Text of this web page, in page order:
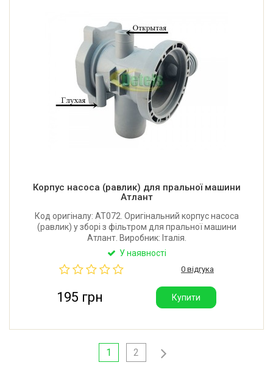
Корпус насоса (равлик) для пральної машини
Атлант
Код оригіналу: AT072. Оригінальний корпус насоса
(равлик) у зборі з фільтром для пральної машини
Атлант. Виробник: Італія.
У наявності
0 відгука
195 грн Купити
1 2